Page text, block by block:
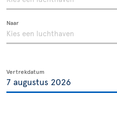
Naar
Vertrekdatum